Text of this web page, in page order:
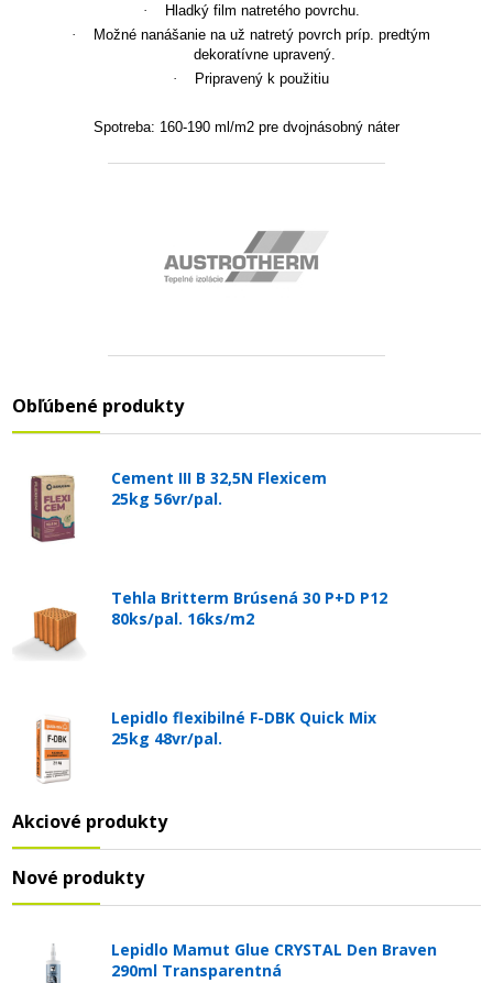
·
Hladký film natretého povrchu.
·
Možné nanášanie na už natretý povrch príp. predtým
dekoratívne upravený.
·
Pripravený k použitiu
Spotreba: 160-190 ml/m2 pre dvojnásobný náter
Obľúbené produkty
Cement III B 32,5N Flexicem
25kg 56vr/pal.
Tehla Britterm Brúsená 30 P+D P12
80ks/pal. 16ks/m2
Lepidlo flexibilné F-DBK Quick Mix
25kg 48vr/pal.
Akciové produkty
Nové produkty
Lepidlo Mamut Glue CRYSTAL Den Braven
290ml Transparentná